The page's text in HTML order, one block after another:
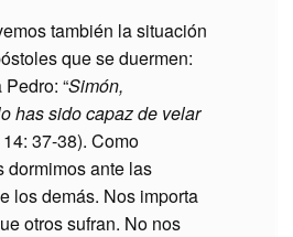
también la situación
que se duermen:
“Simón,
has sido capaz de velar
14: 37-38). Como
dormimos ante las
los demás. Nos importa
otros sufran. No nos